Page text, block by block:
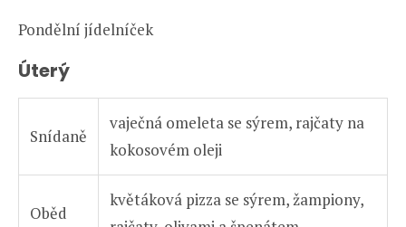
Pondělní jídelníček
Úterý
Snídaně
vaječná omeleta se sýrem, rajčaty na
kokosovém oleji
Oběd
květáková pizza se sýrem, žampiony,